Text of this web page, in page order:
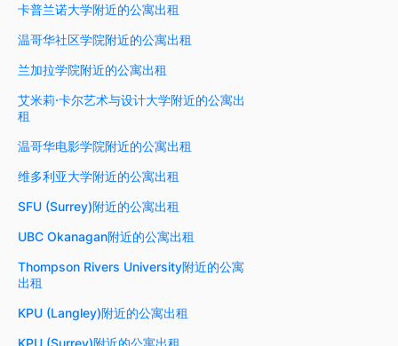
卡普兰诺大学附近的公寓出租
温哥华社区学院附近的公寓出租
兰加拉学院附近的公寓出租
艾米莉·卡尔艺术与设计大学附近的公寓出
租
温哥华电影学院附近的公寓出租
维多利亚大学附近的公寓出租
SFU (Surrey)附近的公寓出租
UBC Okanagan附近的公寓出租
Thompson Rivers University附近的公寓
出租
KPU (Langley)附近的公寓出租
KPU (Surrey)附近的公寓出租